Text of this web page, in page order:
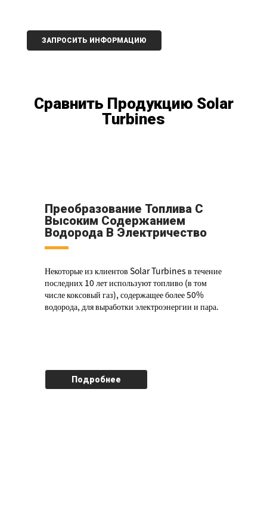
ЗАПРОСИТЬ ИНФОРМАЦИЮ
Сравнить Продукцию Solar
Turbines
Преобразование Топлива С
Высоким Содержанием
Водорода В Электричество
Некоторые из клиентов Solar Turbines в течение
последних 10 лет используют топливо (в том
числе коксовый газ), содержащее более 50%
водорода, для выработки электроэнергии и пара.
Подробнее